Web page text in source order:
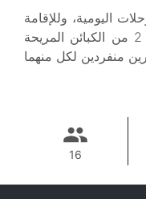
في الرحلات اليومية، وللإقامة
الليلية تضم جناحاً مزدوجاً واسعاً و 2 من الكبائن المريحة
16